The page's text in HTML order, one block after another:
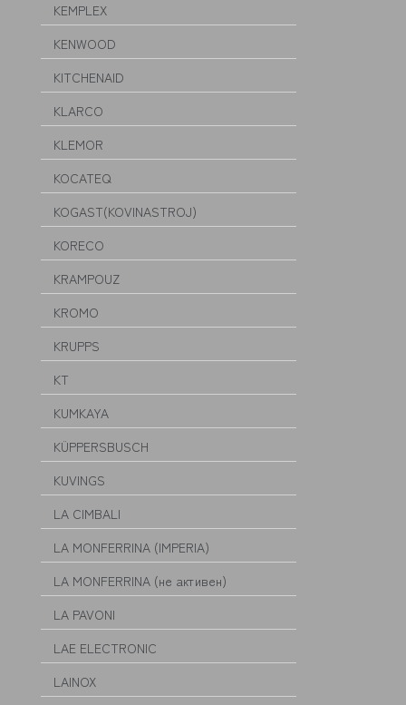
KEMPLEX
KENWOOD
KITCHENAID
KLARCO
KLEMOR
KOCATEQ
KOGAST(KOVINASTROJ)
KORECO
KRAMPOUZ
KROMO
KRUPPS
KT
KUMKAYA
KÜPPERSBUSCH
KUVINGS
LA CIMBALI
LA MONFERRINA (IMPERIA)
LA MONFERRINA (не активен)
LA PAVONI
LAE ELECTRONIC
LAINOX